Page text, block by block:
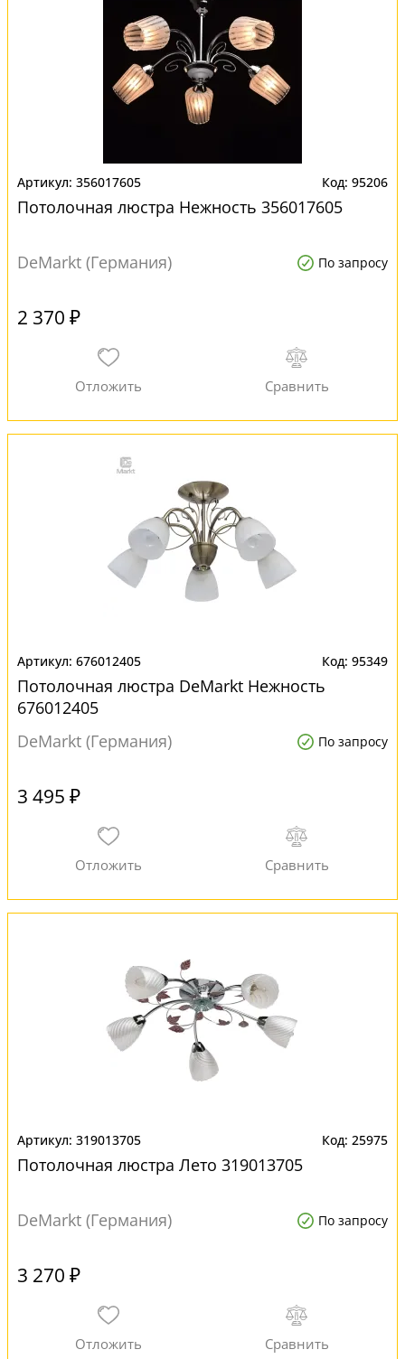
356017605 95206
Потолочная люстра Нежность 356017605
DeMarkt (Германия) По запросу
2 370 ₽
676012405 95349
Потолочная люстра DeMarkt Нежность
676012405
DeMarkt (Германия)
По запросу
3 495 ₽
319013705 25975
Потолочная люстра Лето 319013705
DeMarkt (Германия) По запросу
3 270 ₽